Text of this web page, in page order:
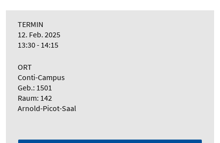
TERMIN
12. Feb. 2025
13:30 - 14:15
ORT
Conti-Campus
Geb.: 1501
Raum: 142
Arnold-Picot-Saal